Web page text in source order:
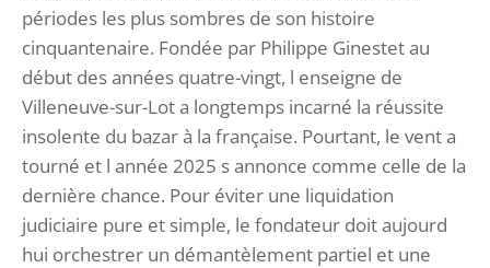
périodes les plus sombres de son histoire
cinquantenaire. Fondée par Philippe Ginestet au
début des années quatre-vingt, l enseigne de
Villeneuve-sur-Lot a longtemps incarné la réussite
insolente du bazar à la française. Pourtant, le vent a
tourné et l année 2025 s annonce comme celle de la
dernière chance. Pour éviter une liquidation
judiciaire pure et simple, le fondateur doit aujourd
hui orchestrer un démantèlement partiel et une